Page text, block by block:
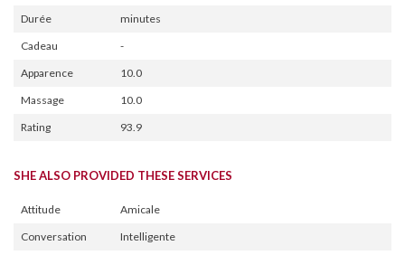
Durée
minutes
Cadeau
-
Apparence
10.0
Massage
10.0
Rating
93.9
SHE ALSO PROVIDED THESE SERVICES
Attitude
Amicale
Conversation
Intelligente